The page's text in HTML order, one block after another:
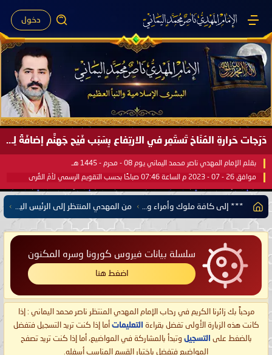
دخول
دَرَجات حَرارةِ المُنَاخ تَستَمِر في الارتِفاع بِسَبَب فَيْح جَهنَّم إضافَةً لِحرارةِ الشَّمس في مُحكَم القُرآن العَظيم ..
بقلم الإمام المهدي ناصر محمد اليماني يوم 08 - محرم - 1445 هـ
موافق 26 - 07 - 2023 م الساعة 07:46 صباحًا بحسب التقويم الرسمي لأمّ القُرى
سلسلة بيانات فيروس كورونا وسره المكنون
اضغط هنا
مرحباً بك زائرنا الكريم في رحاب الإمام المهدي المنتظر ناصر محمد اليماني : إذا
كانت هذه الزيارة الأولى تفضل بقراءة التعليمات أما إذا كنت تريد التسجيل فتفضل
بالضغط على التسجيل وتبدأ بالمشاركة في المواضيع، أما إذا كنت تريد تصفح
المواضيع فتفضل باختيار القسم المناسب أسفله.